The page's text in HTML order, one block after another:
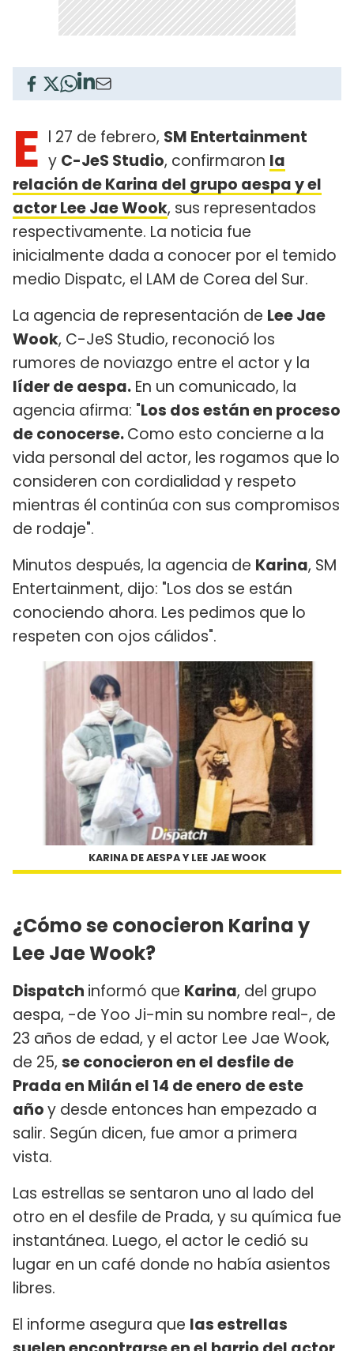
E l 27 de febrero, SM Entertainment
y C-JeS Studio, confirmaron la
relación de Karina del grupo aespa y el
actor Lee Jae Wook, sus representados
respectivamente. La noticia fue
inicialmente dada a conocer por el temido
medio Dispatc, el LAM de Corea del Sur.
La agencia de representación de Lee Jae
Wook, C-JeS Studio, reconoció los
rumores de noviazgo entre el actor y la
líder de aespa. En un comunicado, la
agencia afirma: "Los dos están en proceso
de conocerse.Como esto concierne a la
vida personal del actor, les rogamos que lo
consideren con cordialidad y respeto
mientras él continúa con sus compromisos
de rodaje".
Minutos después, la agencia de Karina, SM
Entertainment, dijo: "Los dos se están
conociendo ahora. Les pedimos que lo
respeten con ojos cálidos".
KARINA DE AESPA Y LEE JAE WOOK
¿Cómo se conocieron Karina y
Lee Jae Wook?
Dispatch informó que Karina, del grupo
aespa, -de Yoo Ji-min su nombre real-, de
23 años de edad, y el actor Lee Jae Wook,
de 25, se conocieron en el desfile de
Prada en Milán el 14 de enero de este
añoy desde entonces han empezado a
salir. Según dicen, fue amor a primera
vista.
Las estrellas se sentaron uno al lado del
otro en el desfile de Prada, y su química fue
instantánea. Luego, el actor le cedió su
lugar en un café donde no había asientos
libres.
El informe asegura que las estrellas